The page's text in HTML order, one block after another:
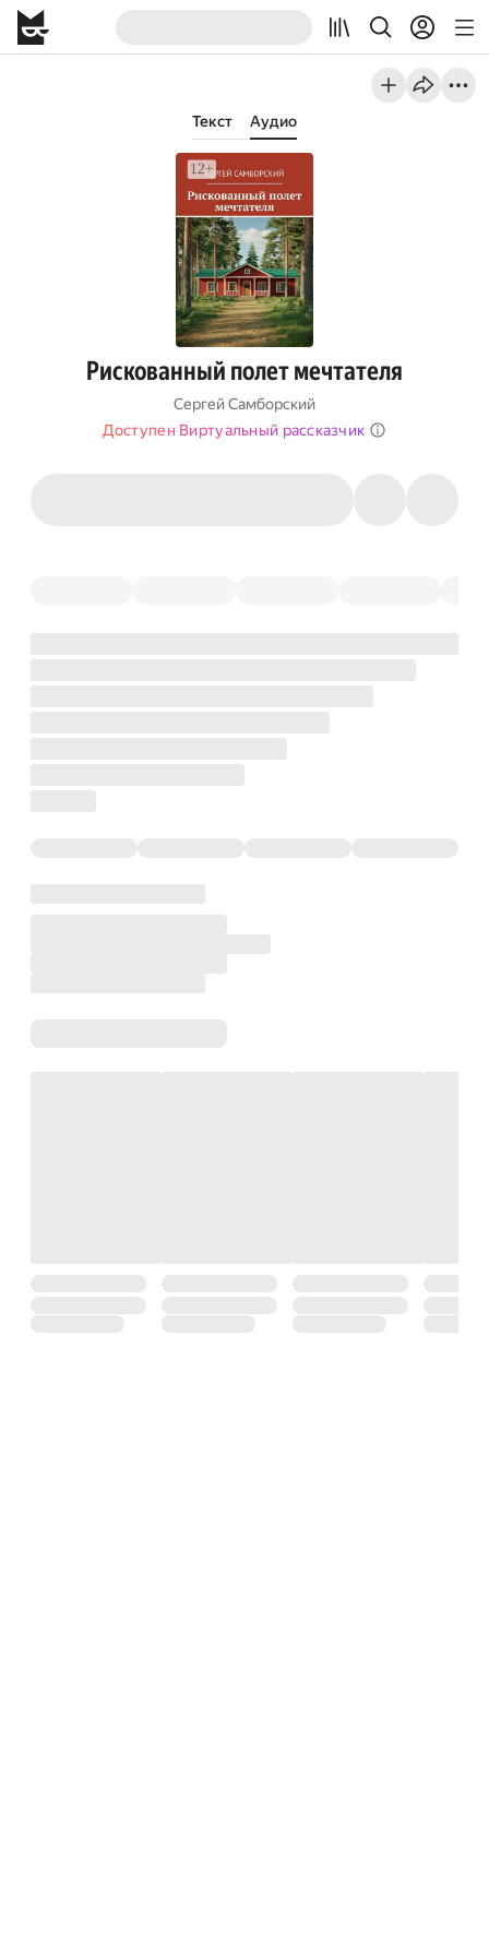
Текст Аудио
Рискованный полет мечтателя
Сергей Самборский
Доступен Виртуальный рассказчик